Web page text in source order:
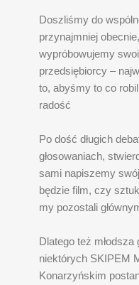
Doszliśmy do
przynajmniej
wypróbowujemy
przedsiębiorcy –
to, abyśmy to co
radość
Po dość długich
głosowaniach,
sami napiszemy
będzie film, czy
my pozostali
Dlatego też
niektórych SKIPEM
Konarzyńskim